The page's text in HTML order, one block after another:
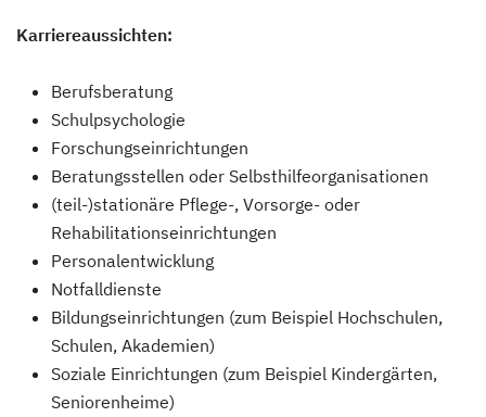
Karriereaussichten:
Berufsberatung
Schulpsychologie
Forschungseinrichtungen
Beratungsstellen oder Selbsthilfeorganisationen
(teil-)stationäre Pflege-, Vorsorge- oder
Rehabilitationseinrichtungen
Personalentwicklung
Notfalldienste
Bildungseinrichtungen (zum Beispiel Hochschulen,
Schulen, Akademien)
Soziale Einrichtungen (zum Beispiel Kindergärten,
Seniorenheime)